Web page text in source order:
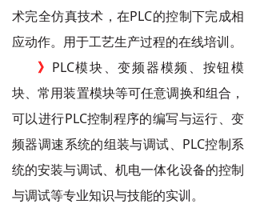
术完全仿真技术，在PLC的控制下完成相
应动作。用于工艺生产过程的在线培训。
》 PLC模块、变频器模频、按钮模
块、常用装置模块等可任意调换和组合，
可以进行PLC控制程序的编写与运行、 变
频器调速系统的组装与调试、PLC控制系
统的安装与调试、机电一体化设备的控制
与调试等专业知识与技能的实训。